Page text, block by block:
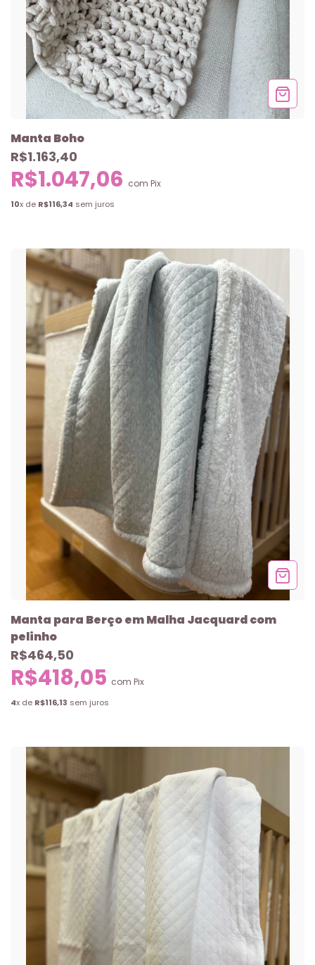
Manta Boho
R$1.163,40
R$1.047,06 com Pix
10x de R$116,34 sem juros
Manta para Berço em Malha Jacquard com
pelinho
R$464,50
R$418,05 com Pix
4x de R$116,13 sem juros